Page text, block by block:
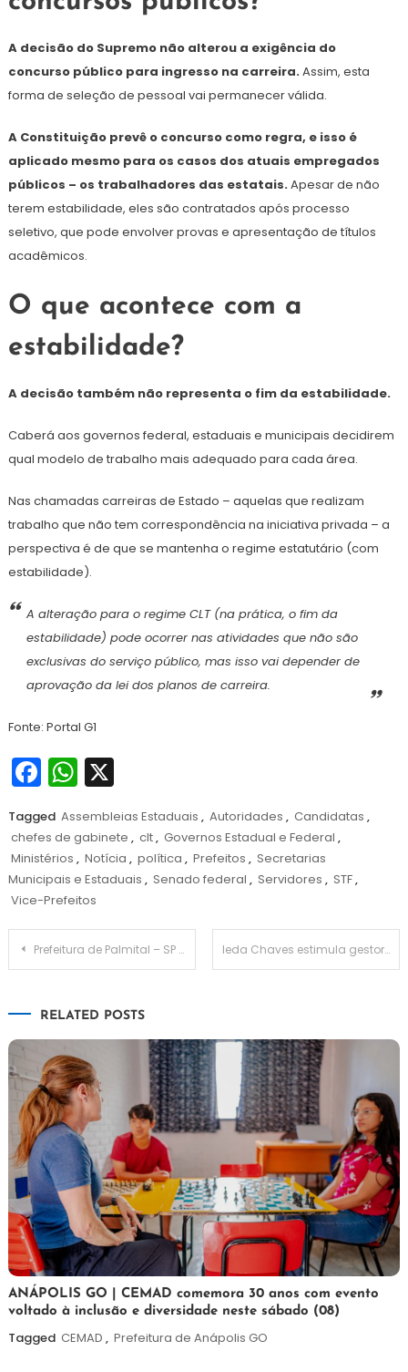
A decisão do Supremo não alterou a exigência do
concurso público para ingresso na carreira.Assim, esta
forma de seleção de pessoal vai permanecer válida.
A Constituição prevê o concurso como regra, e isso é
aplicado mesmo para os casos dos atuais empregados
públicos – os trabalhadores das estatais.Apesar de não
terem estabilidade, eles são contratados após processo
seletivo, que pode envolver provas e apresentação de títulos
acadêmicos.
O que acontece com a
estabilidade?
A decisão também não representa o fim da estabilidade.
Caberá aos governos federal, estaduais e municipais decidirem
qual modelo de trabalho mais adequado para cada área.
Nas chamadas carreiras de Estado – aquelas que realizam
trabalho que não tem correspondência na iniciativa privada – a
perspectiva é de que se mantenha o regime estatutário (com
estabilidade).
A alteração para o regime CLT (na prática, o fim da
estabilidade) pode ocorrer nas atividades que não são
exclusivas do serviço público, mas isso vai depender de
aprovação da lei dos planos de carreira.
Fonte: Portal G1
Facebook
WhatsApp
X
Tagged Assembleias Estaduais , Autoridades , Candidatas ,
chefes de gabinete , clt, Governos Estadual e Federal ,
Ministérios , Notícia , política , Prefeitos , Secretarias
Municipais e Estaduais , Senado federal , Servidores , STF,
Vice-Prefeitos
Navegação
Prefeitura de Palmital – SP lança edital novo de Processo Seletivo Ieda Chaves estimula gestores municipais a cuidar das pessoas e dos animais em novos mandatos
RELATED POSTS
7
de
agosto
Maurilio
ANÁPOLIS GO | CEMAD comemora 30 anos com evento
voltado à inclusão e diversidade neste sábado (08)
Tagged CEMAD , Prefeitura de Anápolis GO